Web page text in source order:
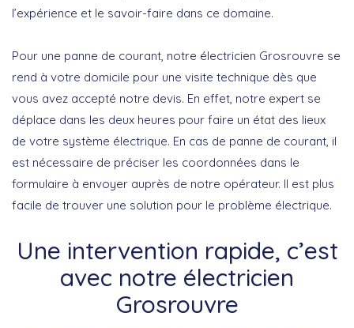
l’expérience et le savoir-faire dans ce domaine.
Pour une panne de courant, notre électricien Grosrouvre se
rend à votre domicile pour une visite technique dès que
vous avez accepté notre devis. En effet, notre expert se
déplace dans les deux heures pour faire un état des lieux
de votre système électrique. En cas de panne de courant, il
est nécessaire de préciser les coordonnées dans le
formulaire à envoyer auprès de notre opérateur. Il est plus
facile de trouver une solution pour le problème électrique.
Une intervention rapide, c’est
avec notre électricien
Grosrouvre